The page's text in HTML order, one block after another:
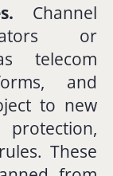
Channel
or
telecom
and
to new
protection,
rules.These